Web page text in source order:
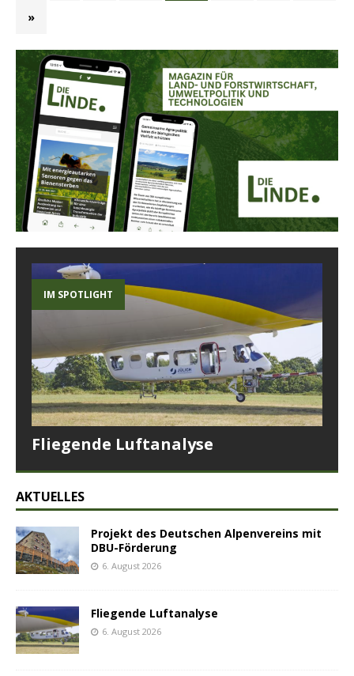
»
IM SPOTLIGHT
Fliegende Luftanalyse
AKTUELLES
Projekt des Deutschen Alpenvereins mit
DBU-Förderung
6. August 2026
Fliegende Luftanalyse
6. August 2026